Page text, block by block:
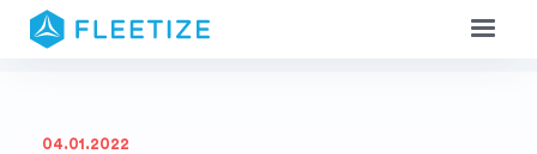
04.01.2022